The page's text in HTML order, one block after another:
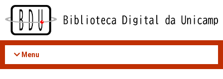
Acessar
conteúdo
Menu